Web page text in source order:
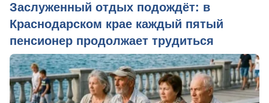
Заслуженный отдых подождёт: в
Краснодарском крае каждый пятый
пенсионер продолжает трудиться